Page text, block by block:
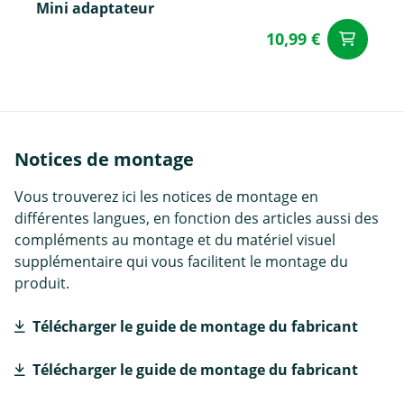
Mini adaptateur
10,99 €
Notices de montage
Vous trouverez ici les notices de montage en
différentes langues, en fonction des articles aussi des
compléments au montage et du matériel visuel
supplémentaire qui vous facilitent le montage du
produit.
Télécharger le guide de montage du fabricant
Télécharger le guide de montage du fabricant